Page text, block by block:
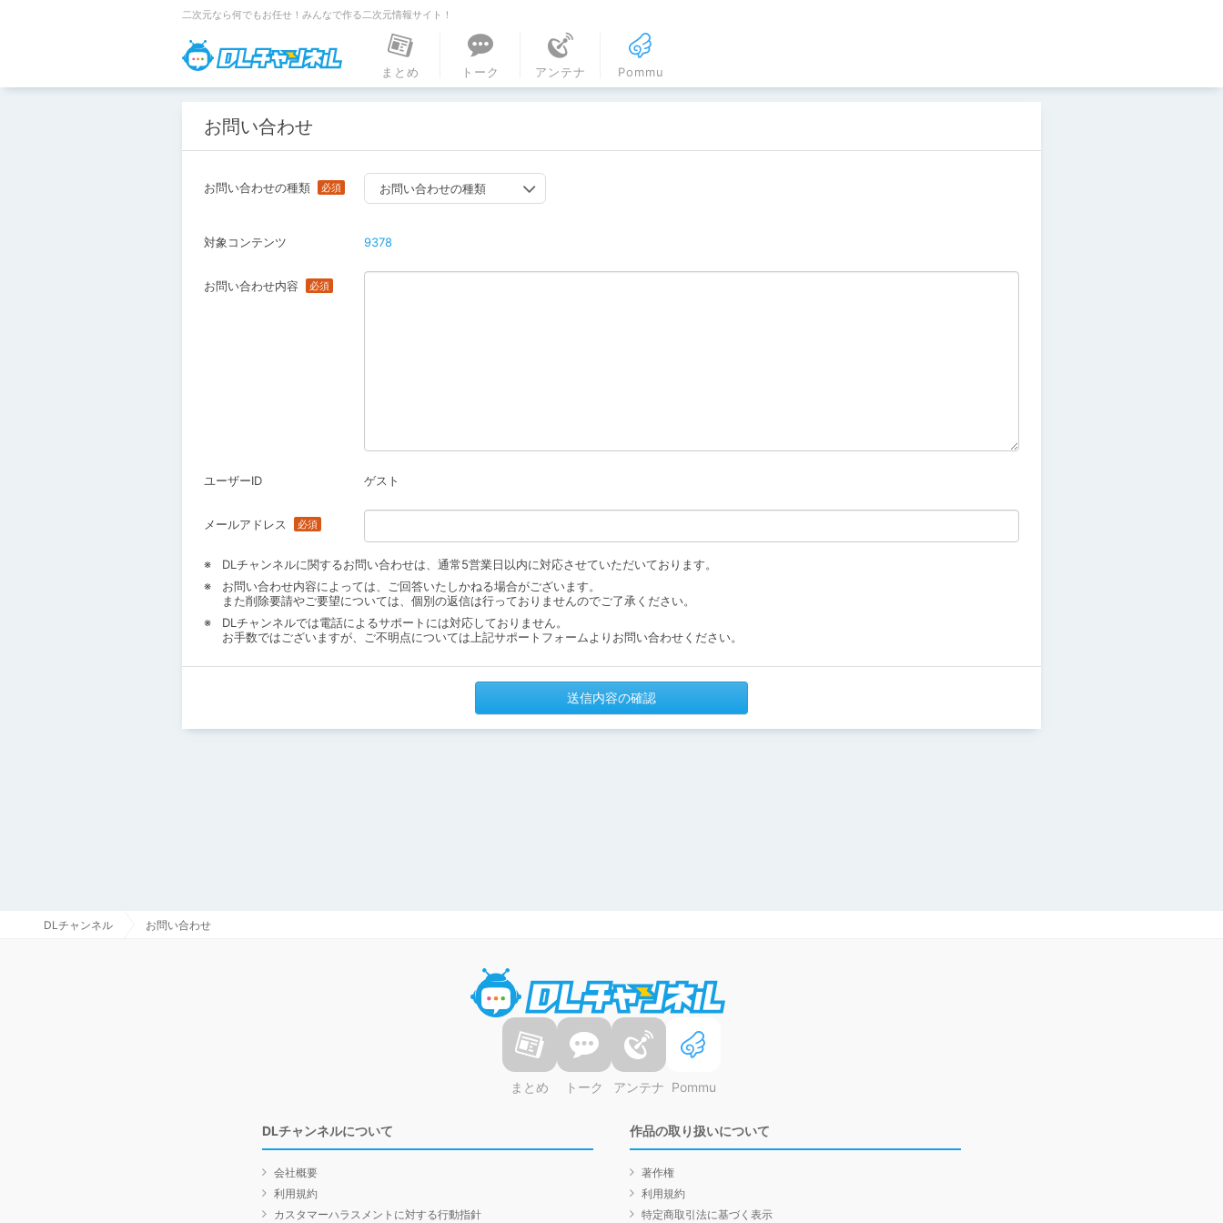
二次元なら何でもお任せ！みんなで作る二次元情報サイト！
DLチャンネル
まとめ
トーク アンテナ Pommu
お問い合わせ
お問い合わせの種類 お問い合わせの種類
対象コンテンツ 9378
お問い合わせ内容
ユーザーID ゲスト
メールアドレス
DLチャンネルに関するお問い合わせは、通常5営業日以内に対応させていただいております。
お問い合わせ内容によっては、ご回答いたしかねる場合がございます。
また削除要請やご要望については、個別の返信は行っておりませんのでご了承ください。
DLチャンネルでは電話によるサポートには対応しておりません。
お手数ではございますが、ご不明点については上記サポートフォームよりお問い合わせください。
送信内容の確認
DLチャンネル お問い合わせ
まとめ トーク アンテナ Pommu
DLチャンネルについて
会社概要
利用規約
カスタマーハラスメントに対する行動指針
作品の取り扱いについて
著作権
利用規約
特定商取引法に基づく表示